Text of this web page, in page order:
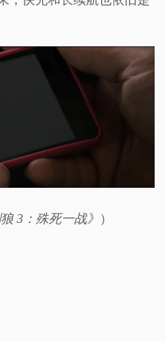
3：殊死一战》 ）